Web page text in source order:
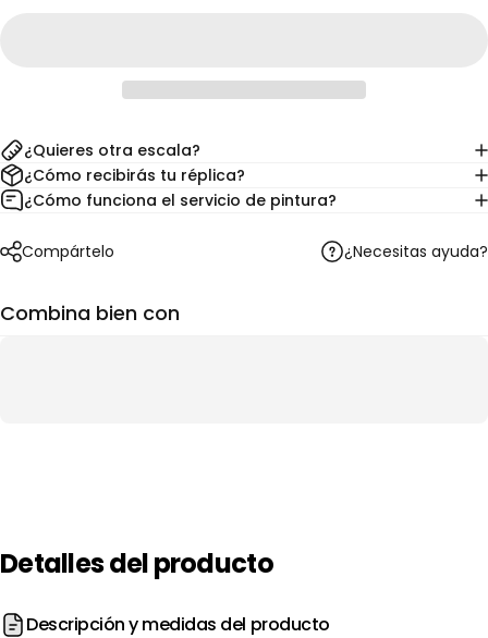
¿Quieres otra escala?
¿Cómo recibirás tu réplica?
¿Cómo funciona el servicio de pintura?
Compártelo ¿Necesitas ayuda?
Combina bien con
Detallesdelproducto
Descripción y medidas del producto